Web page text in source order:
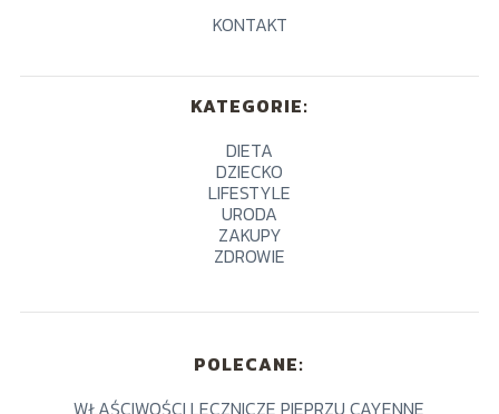
KONTAKT
KATEGORIE:
DIETA
DZIECKO
LIFESTYLE
URODA
ZAKUPY
ZDROWIE
POLECANE:
WŁAŚCIWOŚCI LECZNICZE PIEPRZU CAYENNE